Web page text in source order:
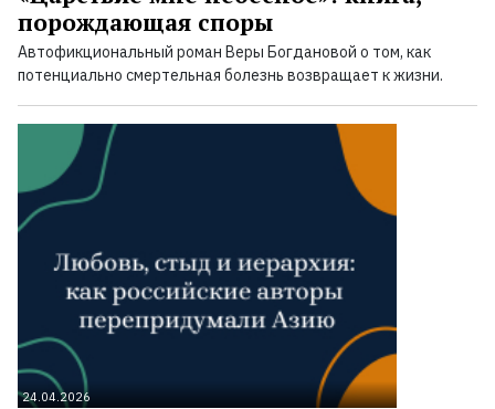
порождающая споры
Автофикциональный роман Веры Богдановой о том, как
потенциально смертельная болезнь возвращает к жизни.
24.04.2026